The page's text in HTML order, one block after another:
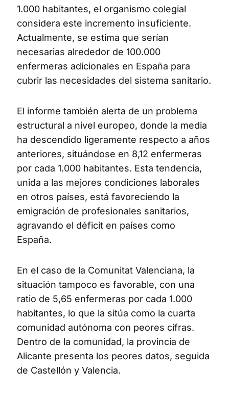
1.000 habitantes, el organismo colegial
considera este incremento insuficiente.
Actualmente, se estima que serían
necesarias alrededor de 100.000
enfermeras adicionales en España para
cubrir las necesidades del sistema sanitario.
El informe también alerta de un problema
estructural a nivel europeo, donde la media
ha descendido ligeramente respecto a años
anteriores, situándose en 8,12 enfermeras
por cada 1.000 habitantes. Esta tendencia,
unida a las mejores condiciones laborales
en otros países, está favoreciendo la
emigración de profesionales sanitarios,
agravando el déficit en países como
España.
En el caso de la Comunitat Valenciana, la
situación tampoco es favorable, con una
ratio de 5,65 enfermeras por cada 1.000
habitantes, lo que la sitúa como la cuarta
comunidad autónoma con peores cifras.
Dentro de la comunidad, la provincia de
Alicante presenta los peores datos, seguida
de Castellón y Valencia.